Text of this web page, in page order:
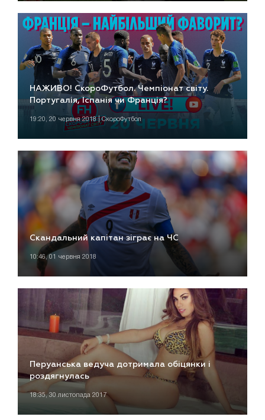
НАЖИВО! СкороФутбол. Чемпіонат світу.
Португалія, Іспанія чи Франція?
19:20, 20 червня 2018 | СкороФутбол
Скандальний капітан зіграє на ЧС
10:46, 01 червня 2018
Перуанська ведуча дотримала обіцянки і
роздягнулась
18:35, 30 листопада 2017